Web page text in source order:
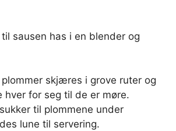
sausen has i en blender og
skjæres i grove ruter og
hver for seg til de er møre.
til plommene under
lune til servering.